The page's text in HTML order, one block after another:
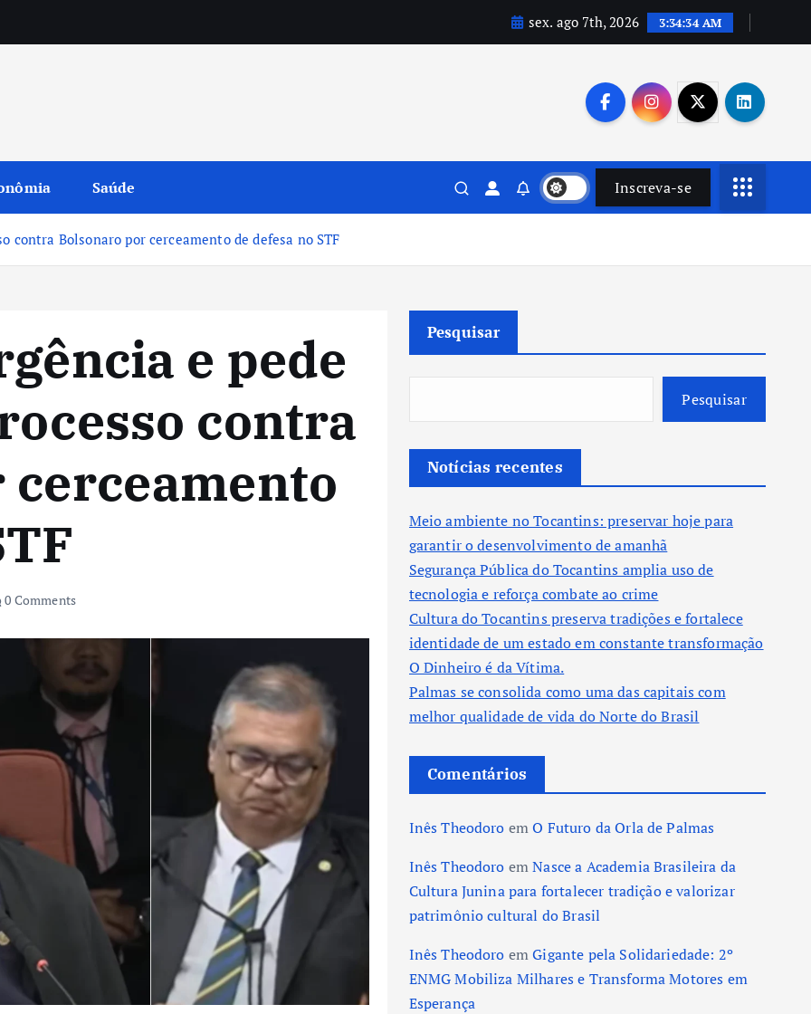
sex. ago 7th, 2026 3:34:36 AM
Saúde Inscreva-se
contra Bolsonaro por cerceamento de defesa no STF
e pede
contra
0 Comments
Pesquisar
Pesquisar
Notícias recentes
Meio ambiente no Tocantins: preservar hoje para
garantir o desenvolvimento de amanhã
Segurança Pública do Tocantins amplia uso de
tecnologia e reforça combate ao crime
Cultura do Tocantins preserva tradições e fortalece
identidade de um estado em constante transformação
O Dinheiro é da Vítima.
Palmas se consolida como uma das capitais com
melhor qualidade de vida do Norte do Brasil
Comentários
Inês Theodoro emO Futuro da Orla de Palmas
Inês Theodoro emNasce a Academia Brasileira da
Cultura Junina para fortalecer tradição e valorizar
patrimônio cultural do Brasil
Inês Theodoro emGigante pela Solidariedade: 2º
ENMG Mobiliza Milhares e Transforma Motores em
Esperança